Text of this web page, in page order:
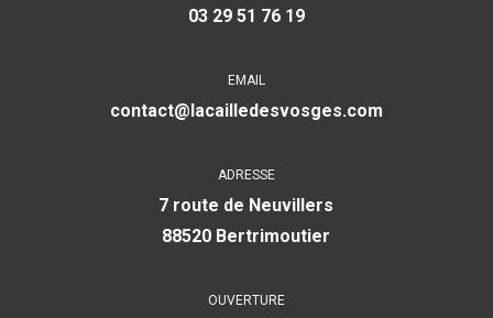
03 29 51 76 19
EMAIL
contact@lacailledesvosges.com
ADRESSE
7 route de Neuvillers
88520 Bertrimoutier
OUVERTURE